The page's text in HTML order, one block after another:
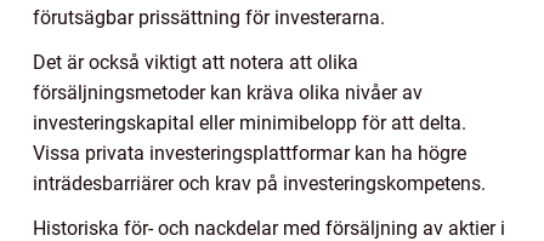
förutsägbar prissättning för investerarna.
Det är också viktigt att notera att olika
försäljningsmetoder kan kräva olika nivåer av
investeringskapital eller minimibelopp för att delta.
Vissa privata investeringsplattformar kan ha högre
inträdesbarriärer och krav på investeringskompetens.
Historiska för- och nackdelar med försäljning av aktier i